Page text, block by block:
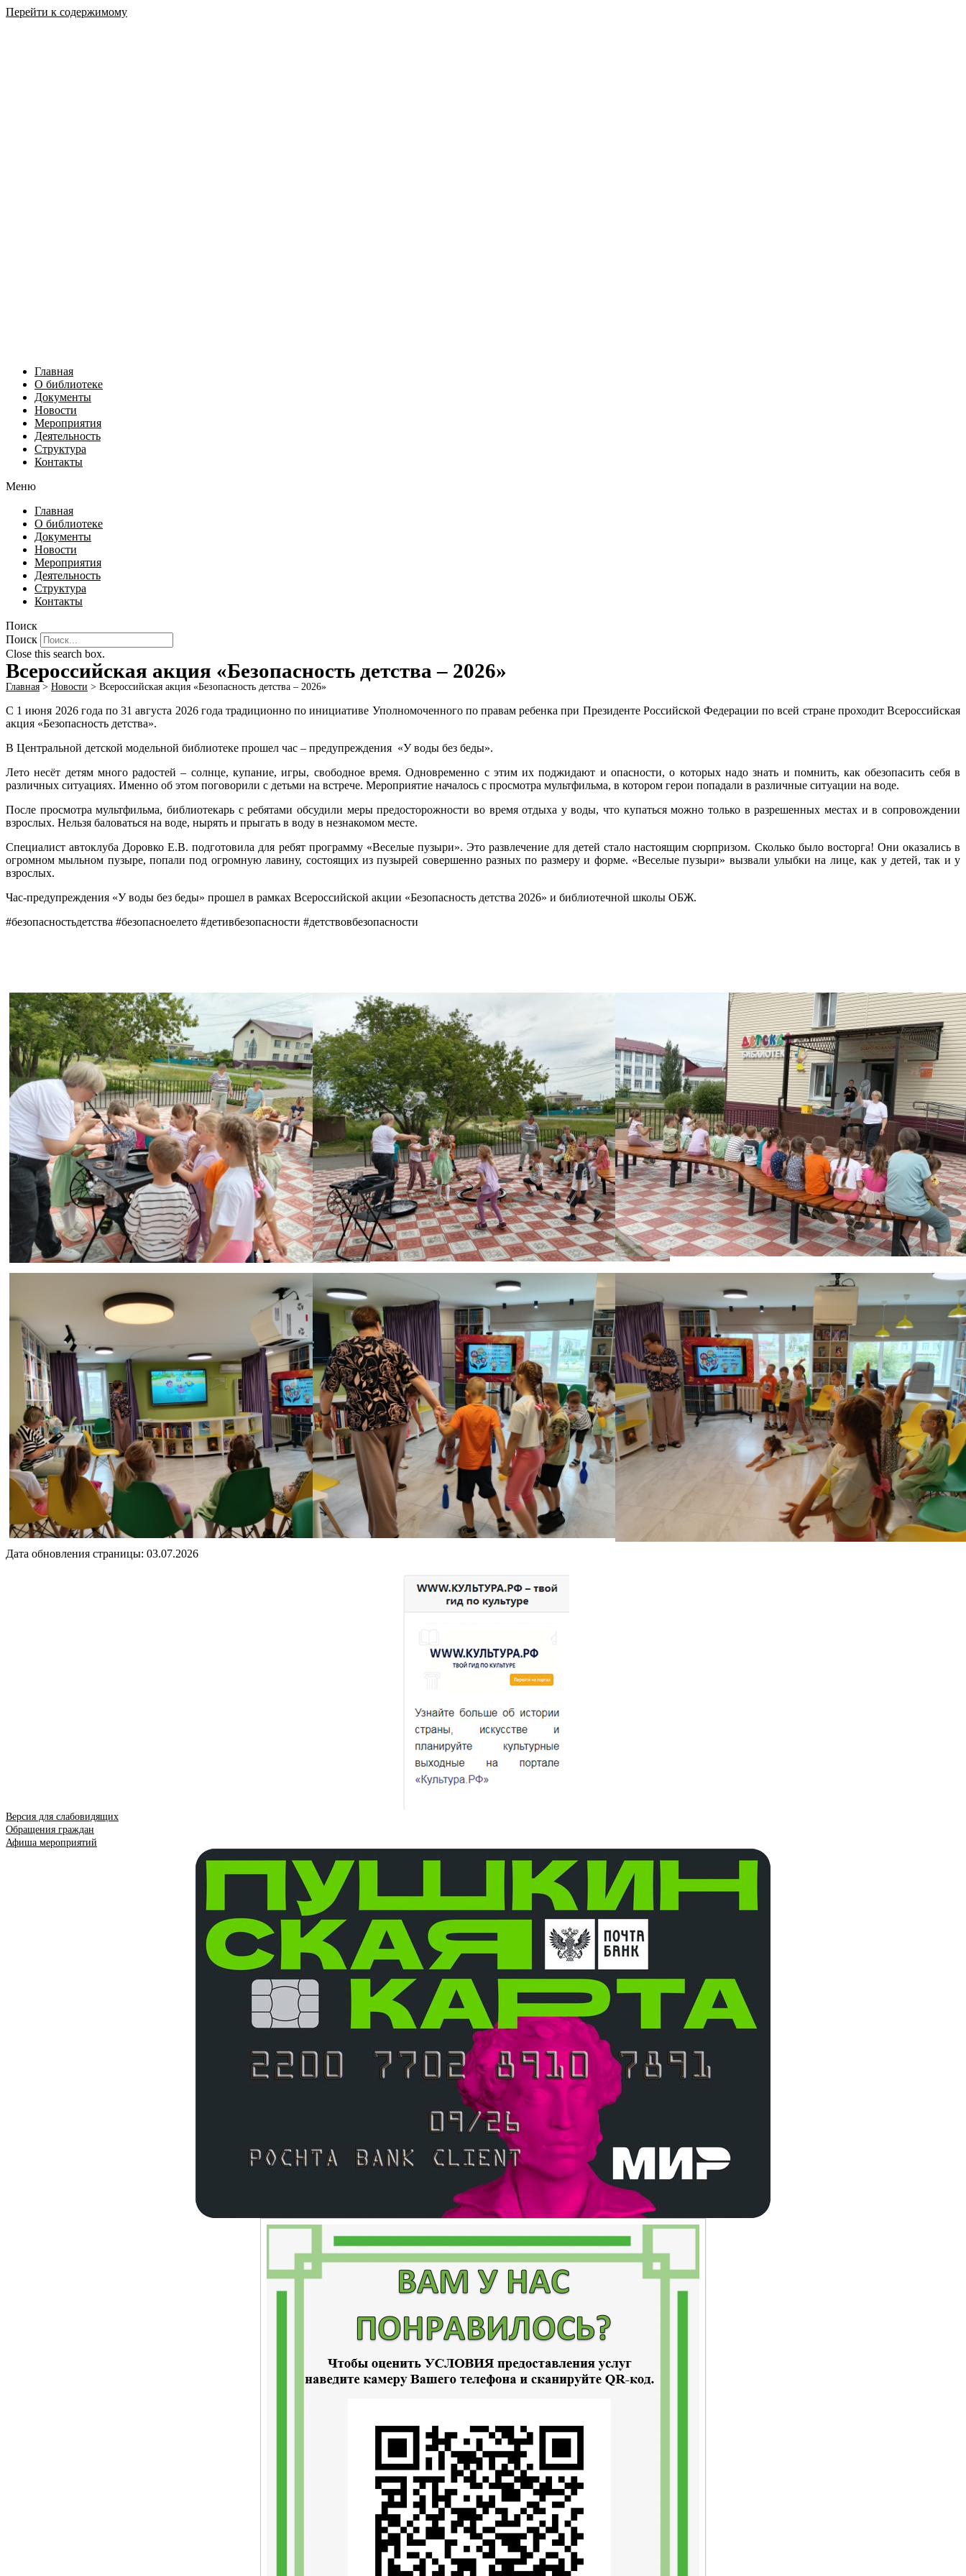
Перейти к содержимому
Главная
О библиотеке
Документы
Новости
Мероприятия
Деятельность
Структура
Контакты
Меню
Главная
О библиотеке
Документы
Новости
Мероприятия
Деятельность
Структура
Контакты
Поиск
Поиск
Close this search box.
Всероссийская акция «Безопасность детства – 2026»
Главная > Новости > Всероссийская акция «Безопасность детства – 2026»
С 1 июня 2026 года по 31 августа 2026 года традиционно по инициативе Уполномоченного по правам ребенка при Президенте Российской Федерации по всей стране проходит Всероссийская
акция «Безопасность детства».
В Центральной детской модельной библиотеке прошел час – предупреждения «У воды без беды».
Лето несёт детям много радостей – солнце, купание, игры, свободное время. Одновременно с этим их поджидают и опасности, о которых надо знать и помнить, как обезопасить себя в
различных ситуациях. Именно об этом поговорили с детьми на встрече. Мероприятие началось с просмотра мультфильма, в котором герои попадали в различные ситуации на воде.
После просмотра мультфильма, библиотекарь с ребятами обсудили меры предосторожности во время отдыха у воды, что купаться можно только в разрешенных местах и в сопровождении
взрослых. Нельзя баловаться на воде, нырять и прыгать в воду в незнакомом месте.
Специалист автоклуба Доровко Е.В. подготовила для ребят программу «Веселые пузыри». Это развлечение для детей стало настоящим сюрпризом. Сколько было восторга! Они оказались в
огромном мыльном пузыре, попали под огромную лавину, состоящих из пузырей совершенно разных по размеру и форме. «Веселые пузыри» вызвали улыбки на лице, как у детей, так и у
взрослых.
Час-предупреждения «У воды без беды» прошел в рамках Всероссийской акции «Безопасность детства 2026» и библиотечной школы ОБЖ.
#безопасностьдетства #безопасноелето #детивбезопасности #детствовбезопасности
Дата обновления страницы: 03.07.2026
Версия для слабовидящих
Обращения граждан
Афиша мероприятий